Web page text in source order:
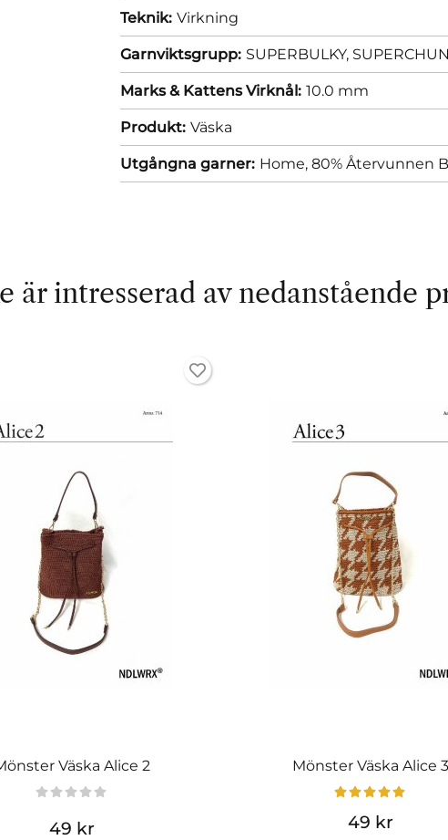
Teknik: Virkning
Garnviktsgrupp: SUPERBULKY,
Marks & Kattens Virknål: 10.0 mm
Produkt: Väska
Utgångna garner: Home, 80% Återvunnen
är intresserad av nedanstående
Väska Alice 2
49 kr
Mönster Väska Alice 3
49 kr